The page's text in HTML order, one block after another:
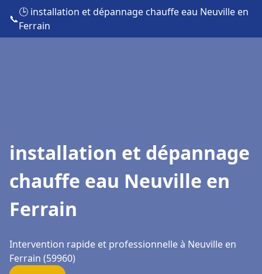
📞
🕒 installation et dépannage chauffe eau Neuville en
Ferrain
installation et dépannage
chauffe eau Neuville en
Ferrain
Intervention rapide et professionnelle à Neuville en
Ferrain (59960)